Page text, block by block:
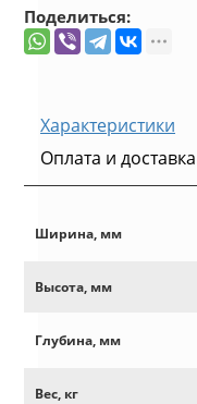
Поделиться:
Характеристики
Оплата и доставка
Ширина, мм
Высота, мм
Глубина, мм
Вес, кг